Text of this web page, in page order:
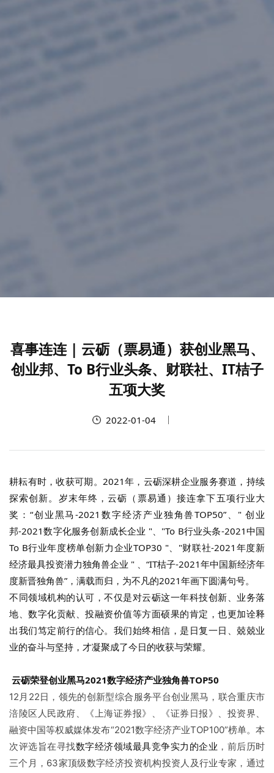
喜事连连 | 云砺（票易通）获创业黑马、
创业邦、To B行业头条、财联社、IT桔子
五项大奖
2022-01-04
耕耘有时，收获可期。2021年，云砺深耕企业服务赛道，持续
探索创新。岁末年终，云砺（票易通）接连拿下五项行业大
奖：“创业黑马-2021数字经济产业独角兽TOP50”、" 创业
邦-2021数字化服务创新成长企业 "、"To B行业头条-2021中国
To B行业年度榜单创新力企业TOP30 "、"财联社-2021年度新
经济最具投资潜力独角兽企业 " 、“IT桔子-2021年中国新经济年
度新晋独角兽”，满载而归，为不凡的2021年画下圆满句号。
不同领域机构的认可，不仅是对云砺这一年科技创新、业务落
地、数字化贡献、投融资价值等方面硕果的肯定，也更加诠释
出我们笃定前行的信心。我们始终相信，是日复一日、兢兢业
业的奋斗与坚持，才凝聚成了今日的收获与荣耀。
云砺荣登创业黑马2021数字经济产业独角兽TOP50
12月22日，领先的创新型综合服务平台创业黑马，联合重庆市
涪陵区人民政府、《上海证券报》、《证券日报》、投资界、
融资中国等权威媒体发布“2021数字经济产业TOP100”榜单。本
次评选旨在寻找数字经济领域最具竞争实力的企业 ，前后历时
三个月，63家顶级数字经济投资机构投资人及行业专家，通过